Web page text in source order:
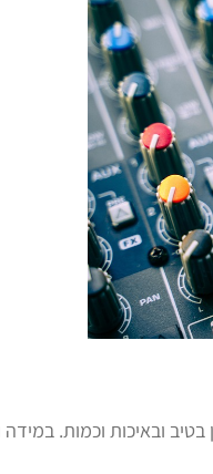
ובאיכות וכמות.